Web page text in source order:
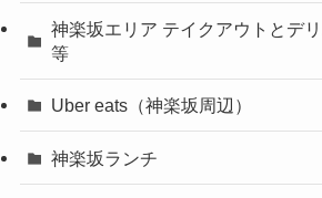
神楽坂エリア テイクアウトとデ
等
Uber eats（神楽坂周辺）
神楽坂ランチ